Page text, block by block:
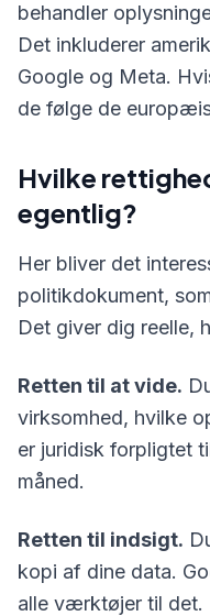
behandler
Det inkluderer
Google og Meta.
de følge de
Hvilke
egentlig?
Her bliver det
politikdokument,
Det giver dig reelle,
Retten til at vide.
virksomhed, hvilke
er juridisk forpligtet
måned.
Retten til indsigt.
kopi af dine data.
alle værktøjer til det.